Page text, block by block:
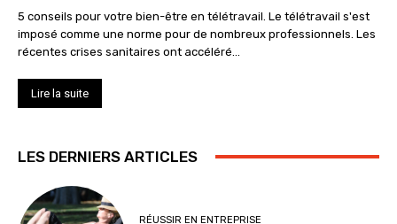
5 conseils pour votre bien-être en télétravail. Le télétravail s'est
imposé comme une norme pour de nombreux professionnels. Les
récentes crises sanitaires ont accéléré...
Lire la suite
LES DERNIERS ARTICLES
RÉUSSIR EN ENTREPRISE